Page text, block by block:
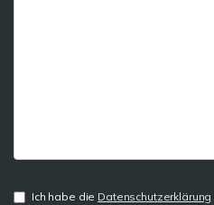
Ich habe die Datenschutzerklärung